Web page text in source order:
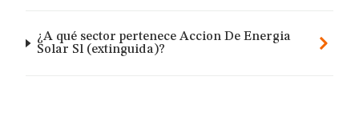
¿A qué sector pertenece Accion De Energia
Solar Sl (extinguida)?